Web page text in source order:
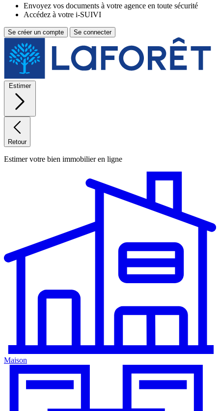
Envoyez vos documents à votre agence en toute sécurité
Accédez à votre i-SUIVI
Se créer un compte Se connecter
Estimer
Retour
Estimer votre bien immobilier en ligne
Maison